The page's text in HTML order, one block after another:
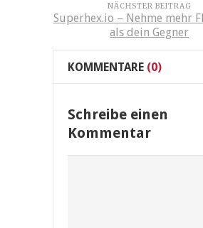
NÄCHSTER BEITRAG
Superhex.io – Nehme mehr
als dein Gegner
KOMMENTARE (0)
Schreibe einen
Kommentar